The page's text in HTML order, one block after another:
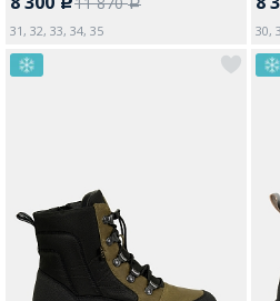
c
a
31, 32, 33, 34, 35
30,